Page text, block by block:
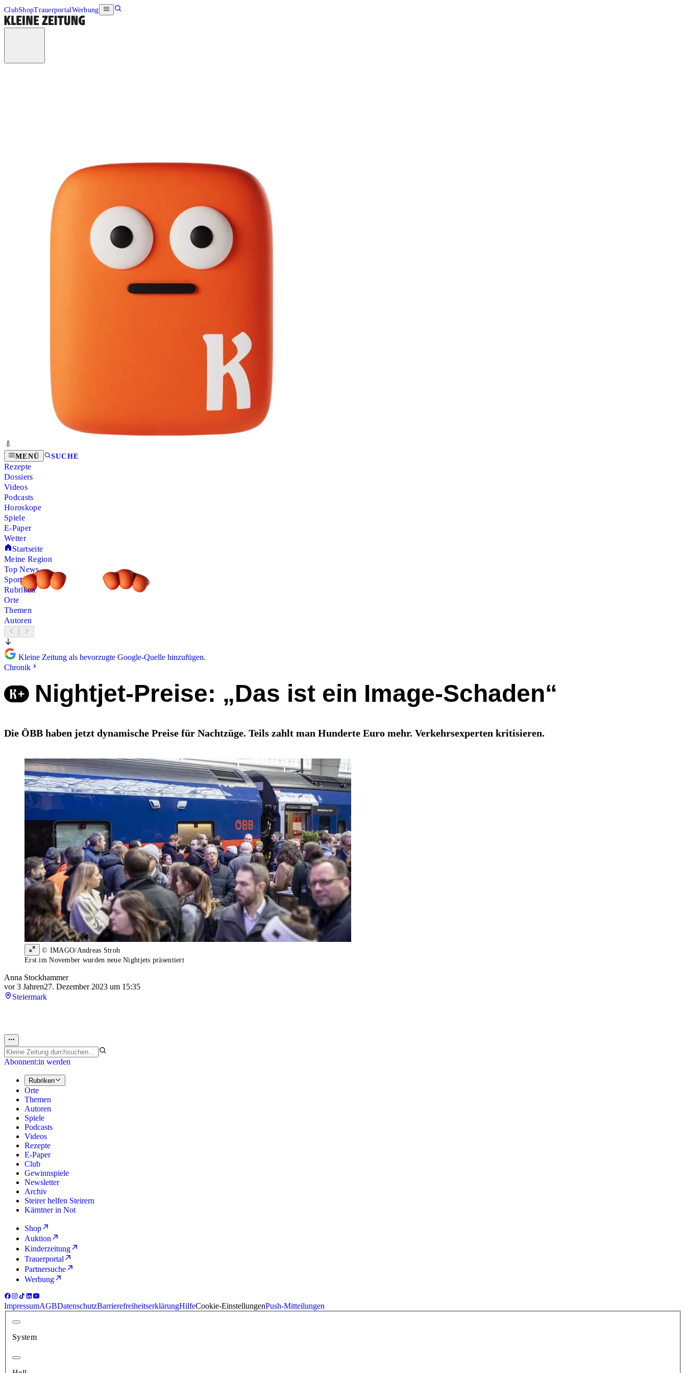
ClubShopTrauerportalWerbung
MENÜ SUCHE
Rezepte
Dossiers
Videos
Podcasts
Horoskope
Spiele
E-Paper
Wetter
Startseite
Meine Region
Top News
Sport
Rubriken
Orte
Themen
Autoren
Kleine Zeitung als bevorzugte Google-Quelle hinzufügen.
Chronik
Nightjet-Preise: „Das ist ein Image-Schaden“
Die ÖBB haben jetzt dynamische Preise für Nachtzüge. Teils zahlt man Hunderte Euro mehr. Verkehrsexperten kritisieren.
© IMAGO/Andreas Stroh
Erst im November wurden neue Nightjets präsentiert
Anna Stockhammer
vor 3 Jahren27. Dezember 2023 um 15:35
Steiermark
Abonnent:in werden
Rubriken
Orte
Themen
Autoren
Spiele
Podcasts
Videos
Rezepte
E-Paper
Club
Gewinnspiele
Newsletter
Archiv
Steirer helfen Steirern
Kärntner in Not
Shop
Auktion
Kinderzeitung
Trauerportal
Partnersuche
Werbung
ImpressumAGBDatenschutzBarrierefreiheitserklärungHilfeCookie-EinstellungenPush-Mitteilungen
System